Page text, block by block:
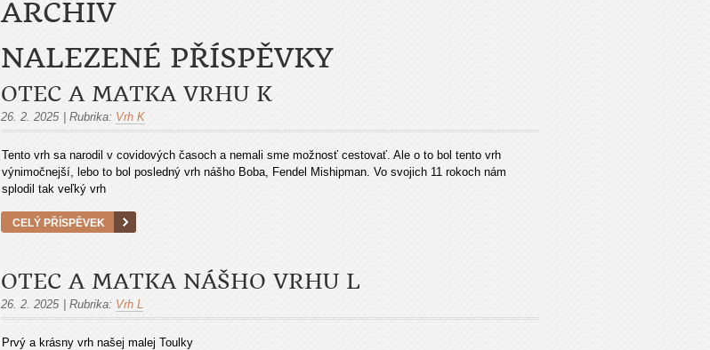
ARCHIV
NALEZENÉ PŘÍSPĚVKY
OTEC A MATKA VRHU K
26. 2. 2025 Rubrika: Vrh K
Tento vrh sa narodil v covidových časoch a nemali sme možnosť cestovať. Ale o to bol tento vrh
výnimočnejší, lebo to bol posledný vrh nášho Boba, Fendel Mishipman. Vo svojich 11 rokoch nám
splodil tak veľký vrh
CELÝ PŘÍSPĚVEK
OTEC A MATKA NÁŠHO VRHU L
26. 2. 2025 Rubrika: Vrh L
Prvý a krásny vrh našej malej Toulky